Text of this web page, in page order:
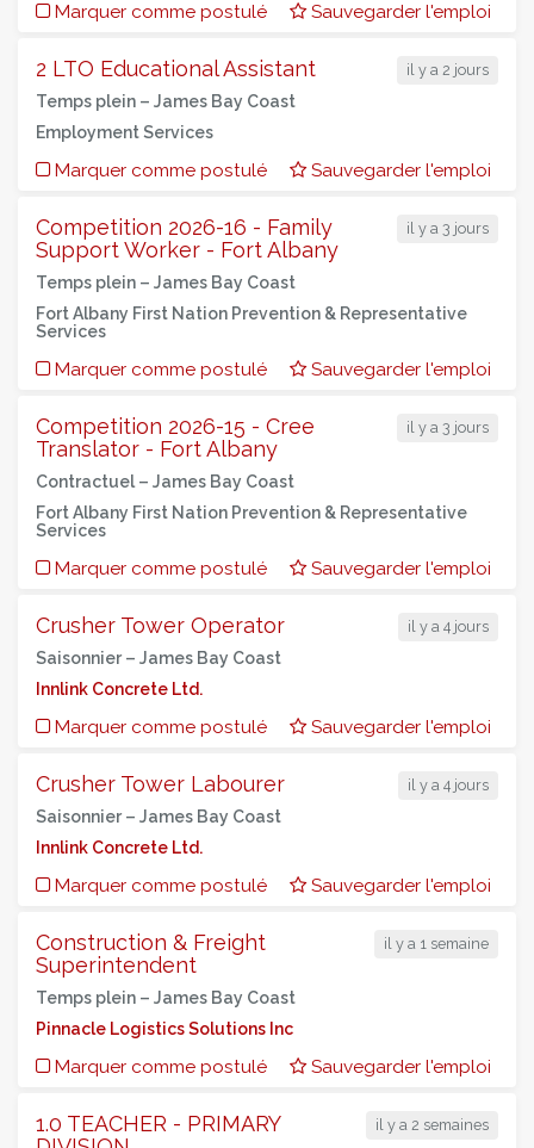
Marquer comme postulé Sauvegarder l'emploi
il y a 2 jours
2 LTO Educational Assistant
Temps plein – James Bay Coast
Employment Services
Marquer comme postulé Sauvegarder l'emploi
il y a 3 jours
Competition 2026-16 - Family
Support Worker - Fort Albany
Temps plein – James Bay Coast
Fort Albany First Nation Prevention & Representative
Services
Marquer comme postulé Sauvegarder l'emploi
il y a 3 jours
Competition 2026-15 - Cree
Translator - Fort Albany
Contractuel – James Bay Coast
Fort Albany First Nation Prevention & Representative
Services
Marquer comme postulé Sauvegarder l'emploi
il y a 4 jours
Crusher Tower Operator
Saisonnier – James Bay Coast
Innlink Concrete Ltd.
Marquer comme postulé Sauvegarder l'emploi
il y a 4 jours
Crusher Tower Labourer
Saisonnier – James Bay Coast
Innlink Concrete Ltd.
Marquer comme postulé Sauvegarder l'emploi
il y a 1 semaine
Construction & Freight
Superintendent
Temps plein – James Bay Coast
Pinnacle Logistics Solutions Inc
Marquer comme postulé Sauvegarder l'emploi
il y a 2 semaines
1.0 TEACHER - PRIMARY